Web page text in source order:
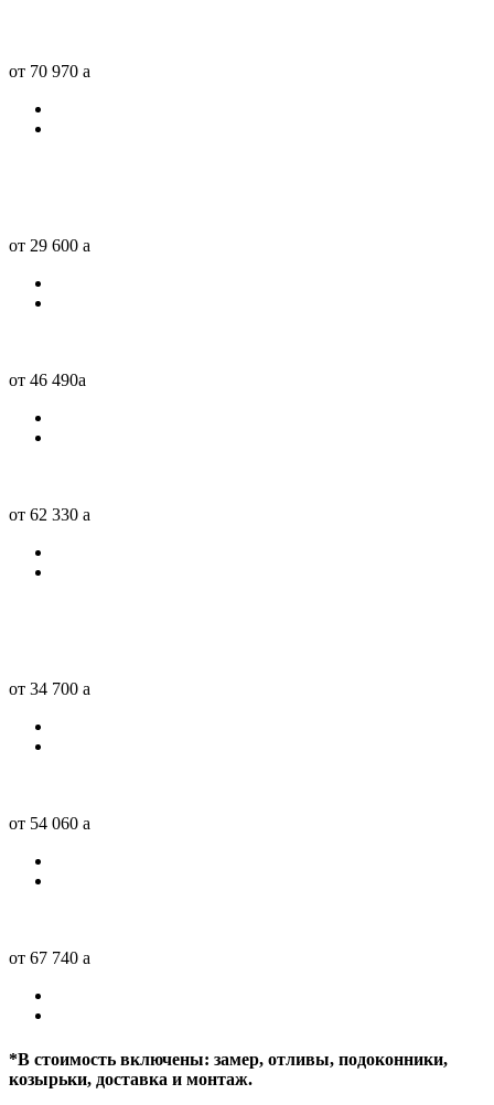
от 70 970 a
от 29 600 a
от 46 490a
от 62 330 a
от 34 700 a
от 54 060 a
от 67 740 a
*В стоимость включены: замер, отливы, подоконники,
козырьки, доставка и монтаж.